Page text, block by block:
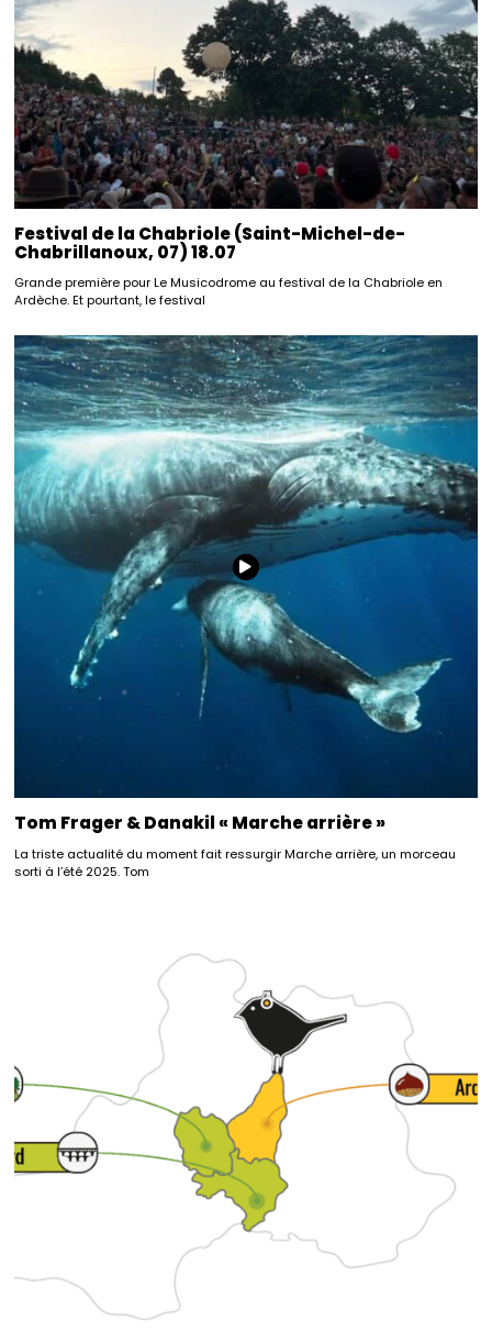
Festival de la Chabriole (Saint-Michel-de-
Chabrillanoux, 07) 18.07
Grande première pour Le Musicodrome au festival de la Chabriole en
Ardèche. Et pourtant, le festival
Tom Frager & Danakil « Marche arrière »
La triste actualité du moment fait ressurgir Marche arrière, un morceau
sorti à l’été 2025. Tom